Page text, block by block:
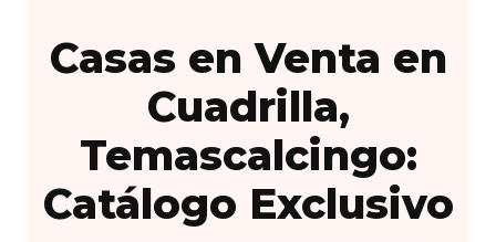
Casas en Venta en
Cuadrilla,
Temascalcingo:
Catálogo Exclusivo